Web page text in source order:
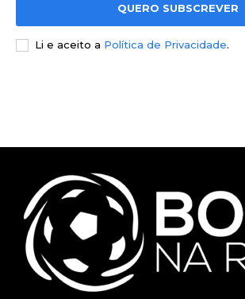
QUERO SUBSCREVER
Li e aceito a Política de Privacidade.